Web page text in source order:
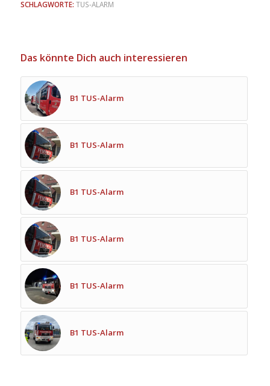
SCHLAGWORTE: TUS-ALARM
Das könnte Dich auch interessieren
B1 TUS-Alarm
B1 TUS-Alarm
B1 TUS-Alarm
B1 TUS-Alarm
B1 TUS-Alarm
B1 TUS-Alarm